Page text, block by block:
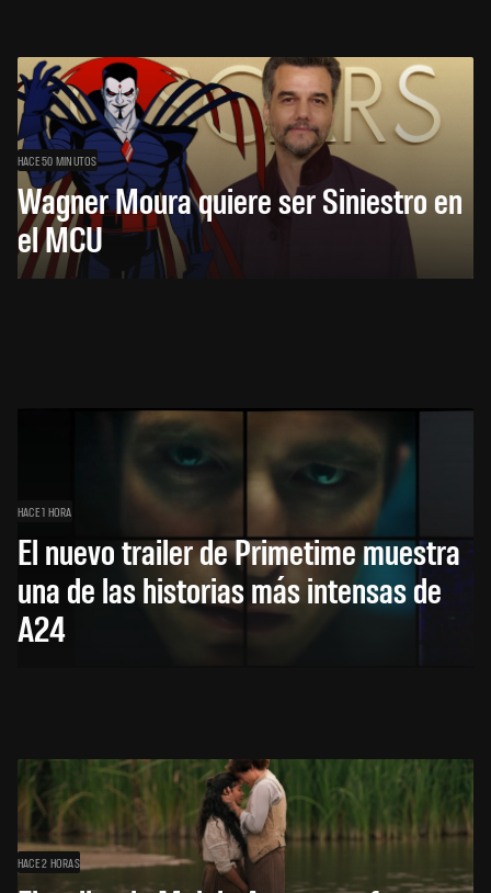
HACE 50 MINUTOS
Wagner Moura quiere ser Siniestro en
el MCU
HACE 1 HORA
El nuevo trailer de Primetime muestra
una de las historias más intensas de
A24
HACE 2 HORAS